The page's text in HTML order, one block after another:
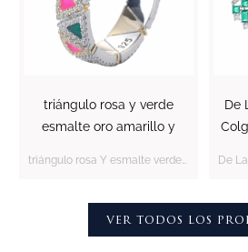
triángulo rosa y verde
esmalte oro amarillo y
triángulo rosa Y esmalte verde oro amarillo Y anillo de rodio sobre plata de ley
De
VER TODOS LOS